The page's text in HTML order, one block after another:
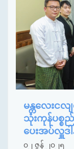
မန္တလေးင
သုံးကုန်ပစ္စည်
ပေးအပ်လှူဒါ
၀၂ ဇွန် ၂၀၂၅